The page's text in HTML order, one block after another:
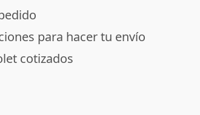
para hacer tu envío
cotizados